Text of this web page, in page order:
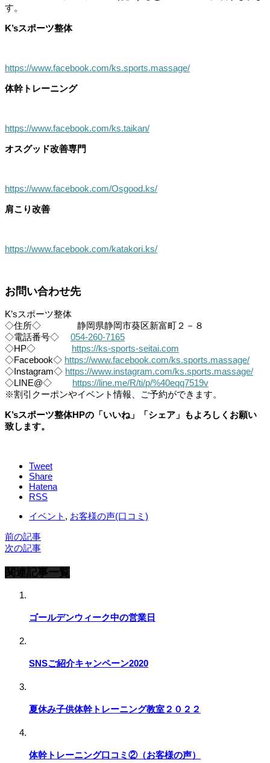
す。
K’sスポーツ整体
https://www.facebook.com/ks.sports.massage/
体幹トレーニング
https://www.facebook.com/ks.taikan/
オスグッド改善専門
https://www.facebook.com/Osgood.ks/
肩こり改善
https://www.facebook.com/katakori.ks/
お問い合わせ先
K’sスポーツ整体
◇住所◇ 静岡県静岡市葵区新富町２－８
◇電話番号◇ 054-260-7165
◇HP◇ https://ks-sports-seitai.com
◇Facebook◇ https://www.facebook.com/ks.sports.massage/
◇Instagram◇ https://www.instagram.com/ks.sports.massage/
◇LINE@◇ https://line.me/R/ti/p/%40eqq7519v
※割引クーポンやイベント情報、ご予約ができます。
K’sスポーツ整体HPの「いいね」「シェア」もよろしくお願い
致します。
Tweet
Share
Hatena
RSS
イベント , お客様の声(口コミ)
前の記事
次の記事
関連記事一覧
ゴールデンウィーク中の営業日
SNSご紹介キャンペーン2020
夏休み子供体幹トレーニング教室２０２２
体幹トレーニング口コミ②（お客様の声）